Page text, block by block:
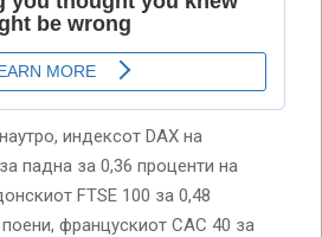
индексот DAX на
падна за 0,36 проценти на
FTSE 100 за 0,48
францускиот CAC 40 за